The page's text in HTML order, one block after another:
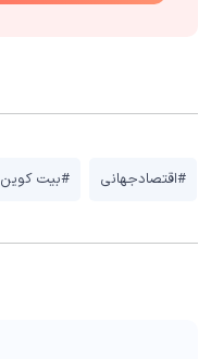
#اقتصادجهانی #بیت کوین